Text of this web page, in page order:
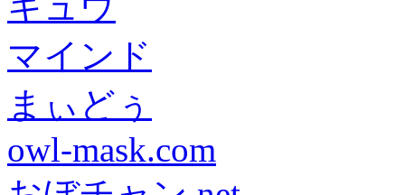
マインド
まぃどぅ
owl-mask.com